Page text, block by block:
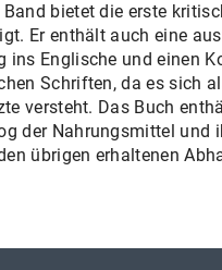
bietet die erste
Er enthält auch eine
ins Englische und einen
Schriften, da es sich
versteht. Das Buch
der Nahrungsmittel und
übrigen erhaltenen